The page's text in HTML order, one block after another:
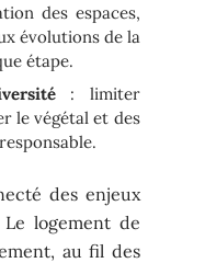
des espaces,
évolutions de la
étape.
: limiter
le végétal et des
des enjeux
logement de
au fil des